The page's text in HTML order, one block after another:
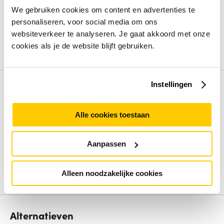
We gebruiken cookies om content en advertenties te
personaliseren, voor social media om ons
websiteverkeer te analyseren. Je gaat akkoord met onze
cookies als je de website blijft gebruiken.
Instellingen
Alle cookies toestaan
Aanpassen
Alleen noodzakelijke cookies
Megabit per seconde
Aantal moduleslots SPF+ 8
Compatibiliteit Cisco Catalyst 9500
Code geharmoniseerd systeem (HS)85176990
Beoordelingen binnenkort beschikbaar
Deel je ervaring met het product door het schrijven van een
Schrijf een review
Alternatieven